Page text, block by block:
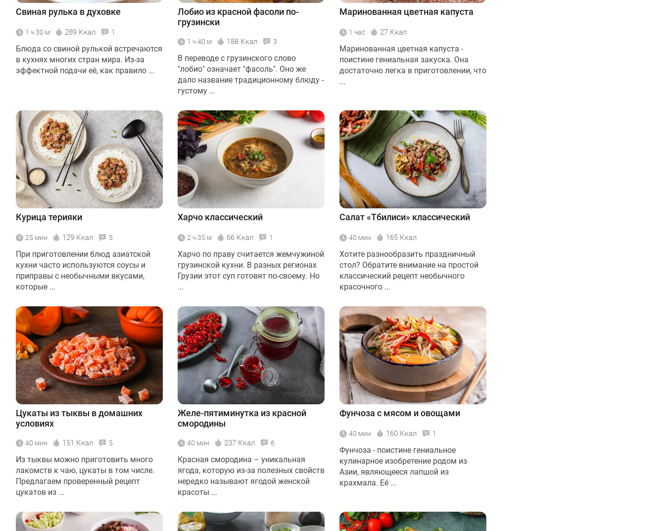
Свиная рулька в духовке
1 ч 30 м 289 Ккал 1
Блюда со свиной рулькой встречаются
в кухнях многих стран мира. Из-за
эффектной подачи её, как правило ...
Лобио из красной фасоли по-
грузински
1 ч 40 м 188 Ккал 3
В переводе с грузинского слово
"лобио" означает "фасоль". Оно же
дало название традиционному блюду -
густому ...
Маринованная цветная капуста
1 час 27 Ккал
Маринованная цветная капуста -
поистине гениальная закуска. Она
достаточно легка в приготовлении, что
...
Курица терияки
25 мин 129 Ккал 5
При приготовлении блюд азиатской
кухни часто используются соусы и
приправы с необычными вкусами,
которые ...
Харчо классический
2 ч 35 м 66 Ккал 1
Харчо по праву считается жемчужиной
грузинской кухни. В разных регионах
Грузии этот суп готовят по-своему. Но
...
Салат «Тбилиси» классический
40 мин 165 Ккал
Хотите разнообразить праздничный
стол? Обратите внимание на простой
классический рецепт необычного
красочного ...
Цукаты из тыквы в домашних
условиях
40 мин 151 Ккал 5
Из тыквы можно приготовить много
лакомств к чаю, цукаты в том числе.
Предлагаем проверенный рецепт
цукатов из ...
Желе-пятиминутка из красной
смородины
40 мин 237 Ккал 6
Красная смородина – уникальная
ягода, которую из-за полезных свойств
нередко называют ягодой женской
красоты ...
Фунчоза с мясом и овощами
40 мин 160 Ккал 1
Фунчоза - поистине гениальное
кулинарное изобретение родом из
Азии, являющееся лапшой из
крахмала. Её ...